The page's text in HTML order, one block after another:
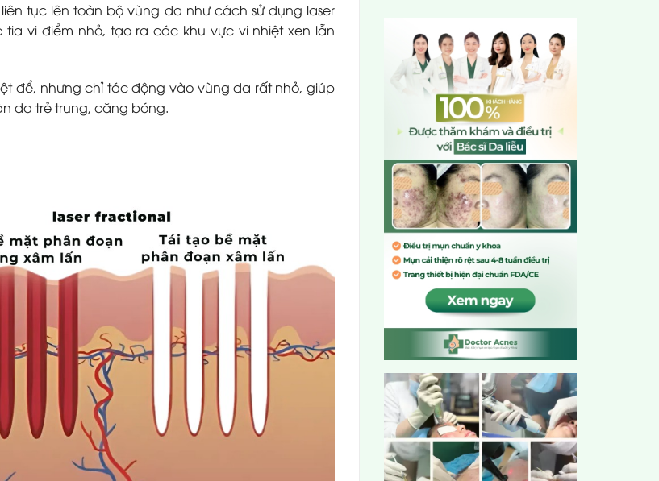
tục lên toàn bộ vùng da như cách sử dụng laser
vi điểm nhỏ, tạo ra các khu vực vi nhiệt xen lẫn
để, nhưng chỉ tác động vào vùng da rất nhỏ, giúp
da trẻ trung, căng bóng.